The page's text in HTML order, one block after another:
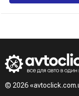
© 2026